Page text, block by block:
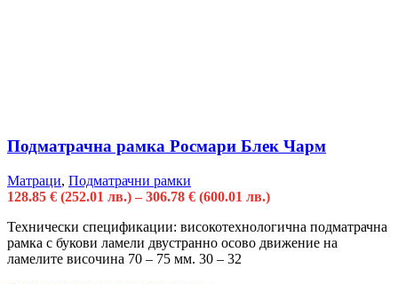
Подматрачна рамка Росмари Блек Чарм
Матраци, Подматрачни рамки
128.85 € (252.01 лв.) – 306.78 € (600.01 лв.)
Технически спецификации: високотехнологична подматрачна
рамка с букови ламели двустранно осово движение на
ламелите височина 70 – 75 мм. 30 – 32